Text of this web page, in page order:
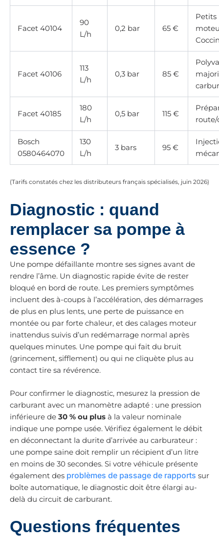
Facet 40104
90
L/h
0,2 bar 65 €
Petits
Facet 40106
113
L/h
0,3 bar 85 €
Facet 40185
180
L/h
0,5 bar 115 €
Bosch
0580464070
130
L/h
3 bars 95 €
(Tarifs constatés chez les distributeurs français spécialisés, juin 2026)
Diagnostic : quand
remplacer sa pompe à
essence ?
Une pompe défaillante montre ses signes avant de
rendre l’âme. Un diagnostic rapide évite de rester
bloqué en bord de route. Les premiers symptômes
incluent des à-coups à l’accélération, des démarrages
de plus en plus lents, une perte de puissance en
montée ou par forte chaleur, et des calages moteur
inattendus suivis d’un redémarrage normal après
quelques minutes. Une pompe qui fait du bruit
(grincement, sifflement) ou qui ne cliquète plus au
contact tire sa révérence.
Pour confirmer le diagnostic, mesurez la pression de
carburant avec un manomètre adapté : une pression
inférieure de 30 % ou plus à la valeur nominale
indique une pompe usée. Vérifiez également le débit
en déconnectant la durite d’arrivée au carburateur :
une pompe saine doit remplir un récipient d’un litre
en moins de 30 secondes. Si votre véhicule présente
également des problèmes de passage de rapports sur
boîte automatique, le diagnostic doit être élargi au-
delà du circuit de carburant.
Questions fréquentes